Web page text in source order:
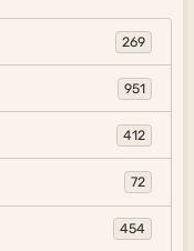
269
951
412
72
454